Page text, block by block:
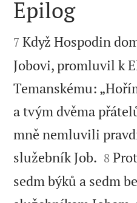

Epilog

7 Když Hospodin
Jobovi, promluvil k
Temanskému:
a tvým dvěma
mně nemluvili
služebník Job. 

8
sedm býků a sedm